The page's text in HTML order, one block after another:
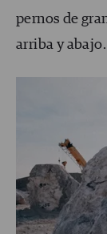
pernos de
arriba y abajo.